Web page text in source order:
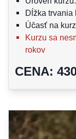
Dĺžka trvania
Účasť na
Kurzu sa
rokov
CENA: